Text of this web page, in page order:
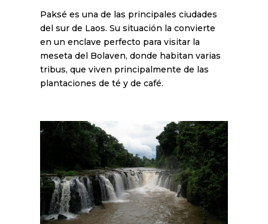
Paksé es una de las principales ciudades
del sur de Laos. Su situación la convierte
en un enclave perfecto para visitar la
meseta del Bolaven, donde habitan varias
tribus, que viven principalmente de las
plantaciones de té y de café.